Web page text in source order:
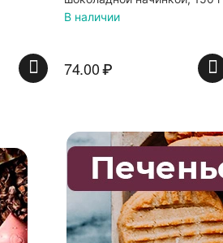
В наличии
74.00₽